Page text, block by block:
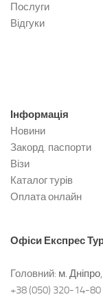
Послуги
Відгуки
Інформація
Новини
Закорд. паспорти
Візи
Каталог турів
Оплата онлайн
Офіси Експрес
Головний: м.
+38 (050) 320-14-80